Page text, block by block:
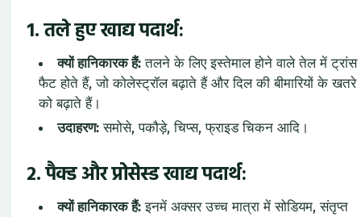
1.तले हुए खाद्य पदार्थ:
क्यों हानिकारक हैं:तलने के लिए इस्तेमाल होने वाले तेल में ट्रांस
फैट होते हैं, जो कोलेस्ट्रॉल बढ़ाते हैं और दिल की बीमारियों के खतरे
को बढ़ाते हैं।
उदाहरण:समोसे, पकौड़े, चिप्स, फ्राइड चिकन आदि।
2.पैक्ड और प्रोसेस्ड खाद्य पदार्थ:
क्यों हानिकारक हैं:इनमें अक्सर उच्च मात्रा में सोडियम, संतृप्त